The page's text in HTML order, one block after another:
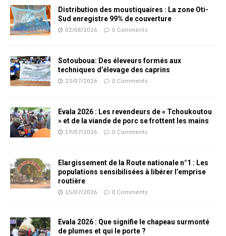
Distribution des moustiquaires : La zone Oti-
Sud enregistre 99% de couverture
02/08/2026 0 Comments
Sotouboua: Des éleveurs formés aux
techniques d’élevage des caprins
23/07/2026 0 Comments
Evala 2026 : Les revendeurs de « Tchoukoutou
» et de la viande de porc se frottent les mains
19/07/2026 0 Comments
Elargissement de la Route nationale n°1 : Les
populations sensibilisées à libérer l’emprise
routière
15/07/2026 0 Comments
Evala 2026 : Que signifie le chapeau surmonté
de plumes et qui le porte ?